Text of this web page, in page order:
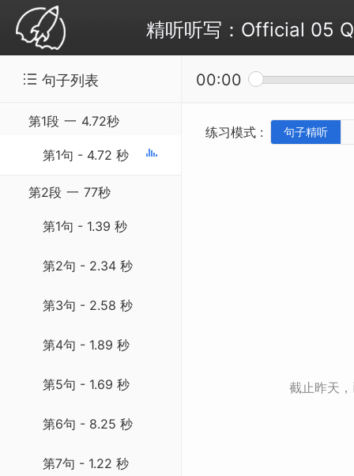
精听听写：Official 05
句子列表 00:00
第1段 一 4.72秒
第1句 - 4.72 秒
第2段 一 77秒
第1句 - 1.39 秒
第2句 - 2.34 秒
第3句 - 2.58 秒
第4句 - 1.89 秒
第5句 - 1.69 秒
第6句 - 8.25 秒
第7句 - 1.22 秒
练习模式 : 句子精听
截止昨天